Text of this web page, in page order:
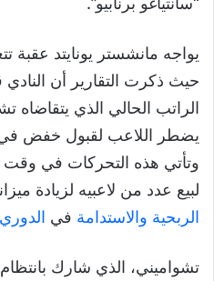
يواجه مانشستر يونايتد
حيث ذكرت التقارير أن
الراتب الحالي الذي يتقاضاه
يضطر اللاعب لقبول خفض في
وتأتي هذه التحركات في وقت
لبيع عدد من لاعبيه لزيادة
الربحية والاستدامة في الدوري
تشواميني، الذي شارك